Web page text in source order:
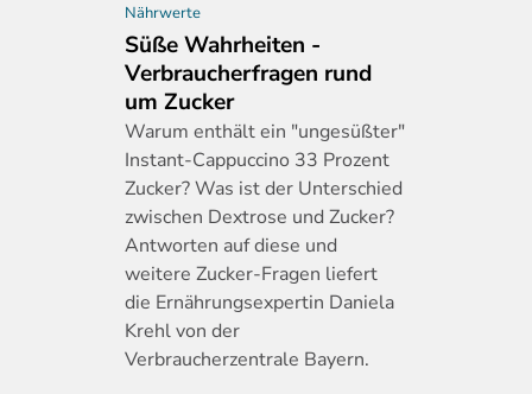
Nährwerte
Süße Wahrheiten -
Verbraucherfragen rund
um Zucker
Warum enthält ein "ungesüßter"
Instant-Cappuccino 33 Prozent
Zucker? Was ist der Unterschied
zwischen Dextrose und Zucker?
Antworten auf diese und
weitere Zucker-Fragen liefert
die Ernährungsexpertin Daniela
Krehl von der
Verbraucherzentrale Bayern.